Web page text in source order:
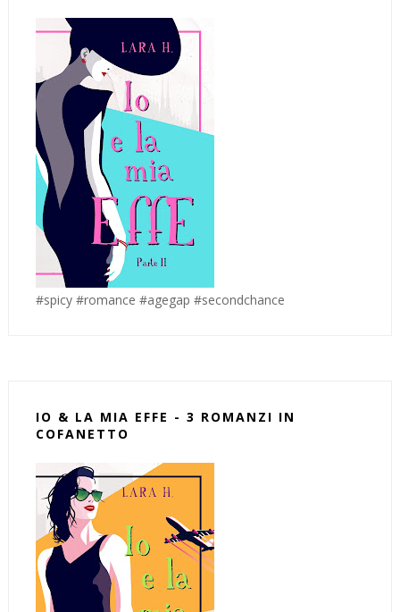
#spicy #romance #agegap #secondchance
IO & LA MIA EFFE - 3 ROMANZI IN
COFANETTO